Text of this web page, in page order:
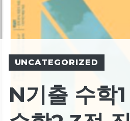
UNCATEGORIZED
N기출 수학1